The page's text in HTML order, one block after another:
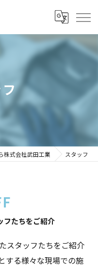
株式会社武田工業 スタッフ
フたちをご紹介
スタッフたちをご紹介
する様々な現場での施